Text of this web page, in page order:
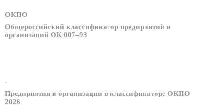
ОКПО
Общероссийский классификатор предприятий и
организаций ОК 007–93
-
Предприятия и организации в классификаторе ОКПО
2026